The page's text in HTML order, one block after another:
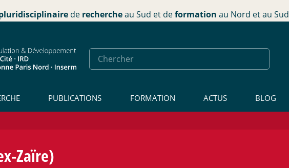
de rechercheau Sud et deformation au Nord et au Sud
PUBLICATIONS FORMATION ACTUS BLOG
Zaïre)